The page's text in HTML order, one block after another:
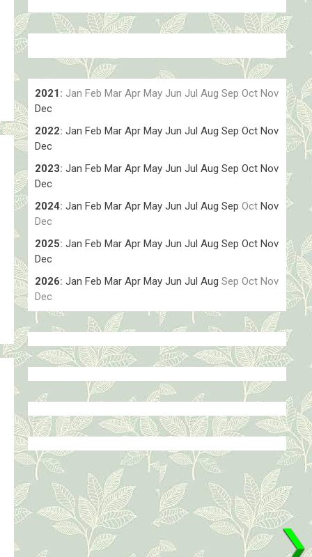
2021 : Jan Feb Mar Apr May Jun Jul Aug Sep Oct Nov
Dec
2022: Jan Feb Mar Apr May Jun Jul Aug Sep Oct Nov
Dec
2023: Jan Feb Mar Apr May Jun Jul Aug Sep Oct Nov
Dec
2024: Jan Feb Mar Apr May Jun Jul Aug Sep Oct Nov
Dec
2025: Jan Feb Mar Apr May Jun Jul Aug Sep Oct Nov
Dec
2026: Jan Feb Mar Apr May Jun Jul Aug Sep Oct Nov
Dec